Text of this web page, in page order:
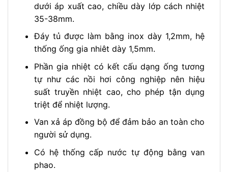
dưới áp xuất cao, chiều dày lớp cách nhiệt
35-38mm.
Đáy tủ được làm bằng inox dày 1,2mm, hệ
thống ống gia nhiêt dày 1,5mm.
Phần gia nhiệt có kết cấu dạng ống tương
tự như các nồi hơi công nghiệp nên hiệu
suất truyền nhiệt cao, cho phép tận dụng
triệt để nhiệt lượng.
Van xả áp đồng bộ để đảm bảo an toàn cho
người sử dụng.
Có hệ thống cấp nước tự động bằng van
phao.